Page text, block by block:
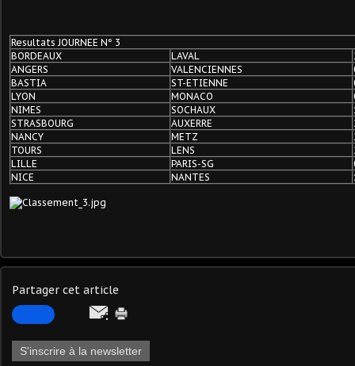
Resultats JOURNEE N° 3
BORDEAUX
LAVAL
ANGERS
VALENCIENNES
BASTIA
ST-ETIENNE
LYON
MONACO
NIMES
SOCHAUX
STRASBOURG
AUXERRE
NANCY
METZ
TOURS
LENS
LILLE
PARIS-SG
NICE
NANTES
Partager cet article
S'inscrire à la newsletter